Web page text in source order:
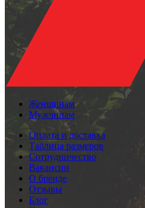
Женщинам
Мужчинам
Оплата и доставка
Таблица размеров
Сотрудничество
Вакансии
О бренде
Отзывы
Блог